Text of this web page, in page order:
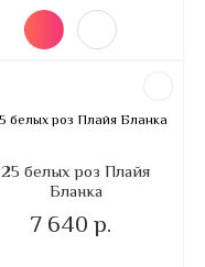
25 белых роз Плайя
Бланка
7 640 р.